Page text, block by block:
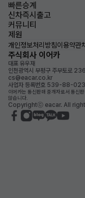
빠른승계
신차즉시출고
커뮤니티
제원
개인정보처리방침이용약관
주식회사 이어카
대표 유우재
인천광역시 부평구 주부토로
cs@eacar.co.kr
사업자 등록번호 539-88-
이어카는 통신판매 중개자로서 통신
않습니다.
Copyrightⓒ eacar. All